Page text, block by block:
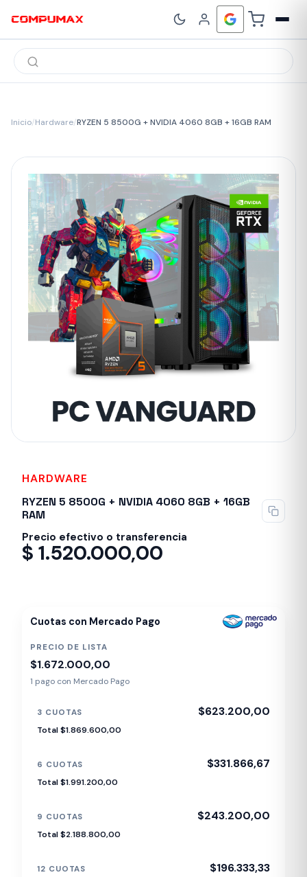
Búsqueda
de
productos
Inicio/Hardware/RYZEN 5 8500G + NVIDIA 4060 8GB + 16GB RAM
HARDWARE
RYZEN 5 8500G + NVIDIA 4060 8GB + 16GB
RAM
Precio efectivo o transferencia
$ 1.520.000,00
Cuotas con Mercado Pago
PRECIO DE LISTA
$1.672.000,00
1 pago con Mercado Pago
3 CUOTAS $623.200,00
Total $1.869.600,00
6 CUOTAS $331.866,67
Total $1.991.200,00
9 CUOTAS $243.200,00
Total $2.188.800,00
12 CUOTAS $196.333,33